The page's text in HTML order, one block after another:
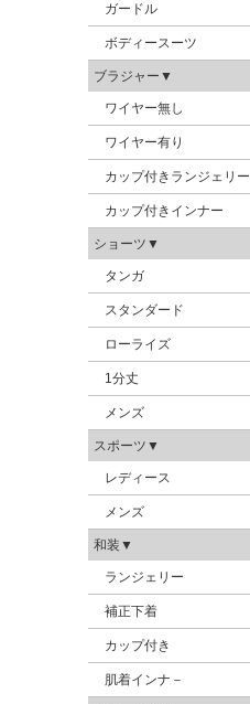
ガードル
ボディースーツ
ブラジャー▼
ワイヤー無し
ワイヤー有り
カップ付きランジェリー
カップ付きインナー
ショーツ▼
タンガ
スタンダード
ローライズ
1分丈
メンズ
スポーツ▼
レディース
メンズ
和装▼
ランジェリー
補正下着
カップ付き
肌着インナ－